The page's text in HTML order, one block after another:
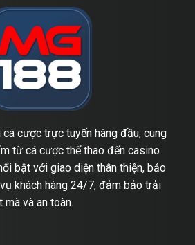
cá cược trực tuyến hàng đầu, cung
từ cá cược thể thao đến casino
bật với giao diện thân thiện, bảo
khách hàng 24/7, đảm bảo trải
và an toàn.